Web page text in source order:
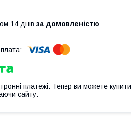
14 днів за домовленістю
платежі. Тепер ви можете купити
сайту.